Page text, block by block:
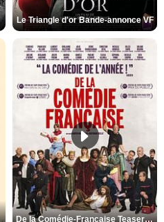
Le Triangle d'or Bande-annonce VF
De la Comédie-Française Teaser VF